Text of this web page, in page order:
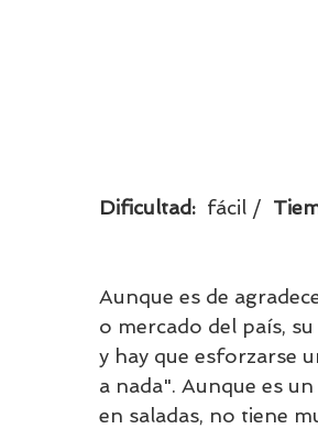
Dificultad: fácil /
Aunque es de
o mercado del país,
y hay que esforzarse
a nada". Aunque es
en saladas, no tiene